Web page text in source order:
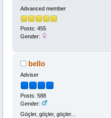
Advanced member
Posts: 455
Gender:
bello
Adviser
Posts: 588
Gender:
Göçler, göçler, göçler...